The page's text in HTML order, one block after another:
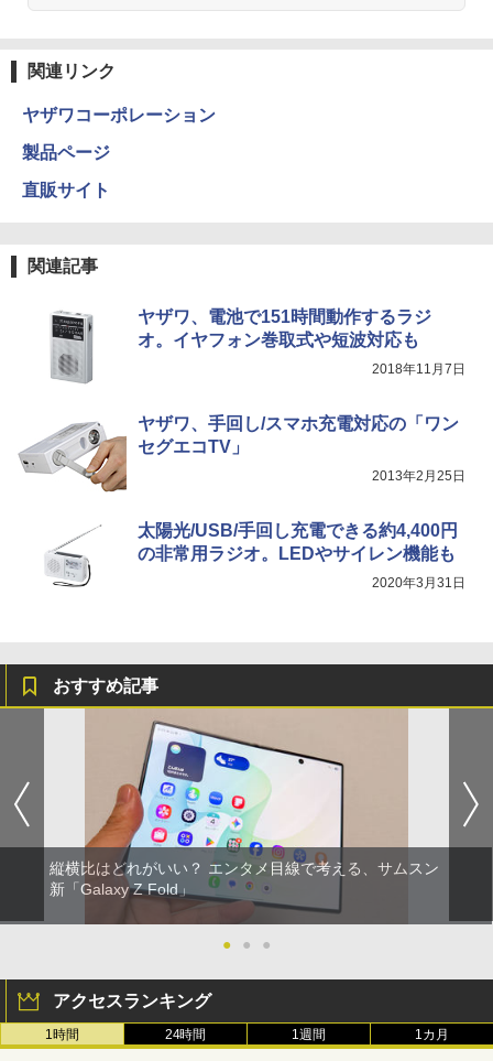
関連リンク
ヤザワコーポレーション
製品ページ
直販サイト
関連記事
ヤザワ、電池で151時間動作するラジ
オ。イヤフォン巻取式や短波対応も
2018年11月7日
ヤザワ、手回し/スマホ充電対応の「ワン
セグエコTV」
2013年2月25日
太陽光/USB/手回し充電できる約4,400円
の非常用ラジオ。LEDやサイレン機能も
2020年3月31日
おすすめ記事
縦横比はどれがいい？ エンタメ目線で考える、サムスン
新「Galaxy Z Fold」
● ● ●
アクセスランキング
1時間 24時間 1週間 1カ月